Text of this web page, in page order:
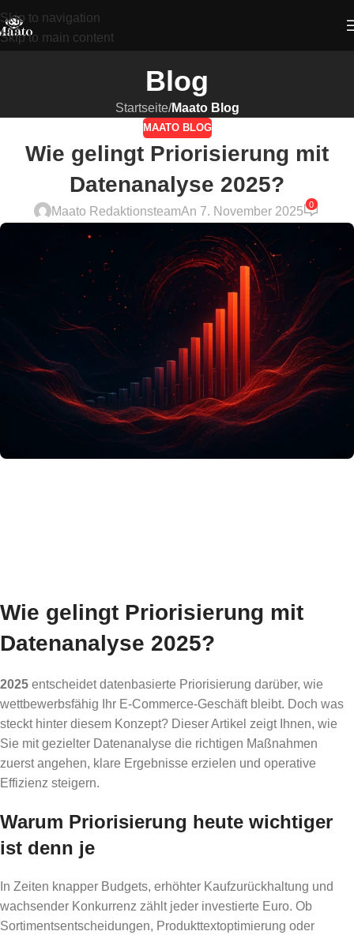
Skip to navigation
Skip to main content
Blog
Startseite/Maato Blog
MAATO BLOG
Wie gelingt Priorisierung mit
Datenanalyse 2025?
Maato RedaktionsteamAn 7. November 2025
0
Wie gelingt Priorisierung mit
Datenanalyse 2025?
2025 entscheidet datenbasierte Priorisierung darüber, wie
wettbewerbsfähig Ihr E-Commerce-Geschäft bleibt. Doch was
steckt hinter diesem Konzept? Dieser Artikel zeigt Ihnen, wie
Sie mit gezielter Datenanalyse die richtigen Maßnahmen
zuerst angehen, klare Ergebnisse erzielen und operative
Effizienz steigern.
Warum Priorisierung heute wichtiger
ist denn je
In Zeiten knapper Budgets, erhöhter Kaufzurückhaltung und
wachsender Konkurrenz zählt jeder investierte Euro. Ob
Sortimentsentscheidungen, Produkttextoptimierung oder